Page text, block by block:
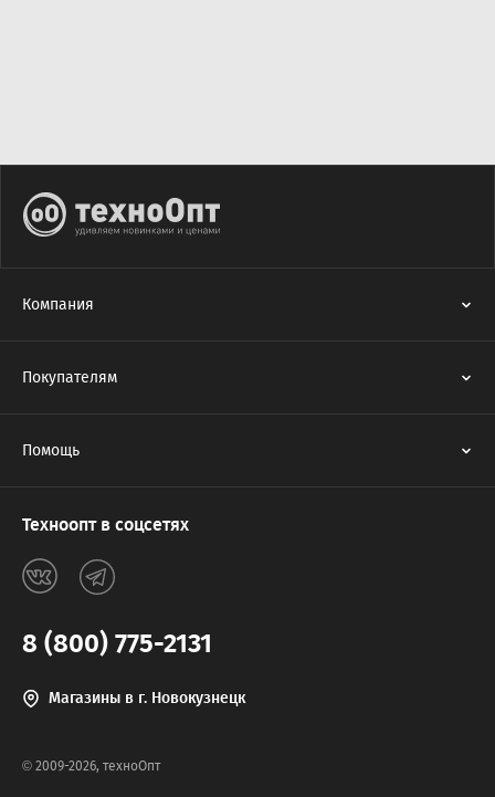
Компания
Покупателям
Помощь
Техноопт в соцсетях
8 (800) 775-2131
Магазины в г. Новокузнецк
© 2009-2026, техноОпт